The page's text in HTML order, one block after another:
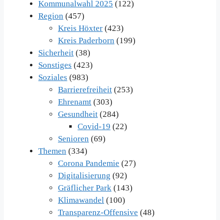
Kommunalwahl 2025 (122)
Region (457)
Kreis Höxter (423)
Kreis Paderborn (199)
Sicherheit (38)
Sonstiges (423)
Soziales (983)
Barrierefreiheit (253)
Ehrenamt (303)
Gesundheit (284)
Covid-19 (22)
Senioren (69)
Themen (334)
Corona Pandemie (27)
Digitalisierung (92)
Gräflicher Park (143)
Klimawandel (100)
Transparenz-Offensive (48)